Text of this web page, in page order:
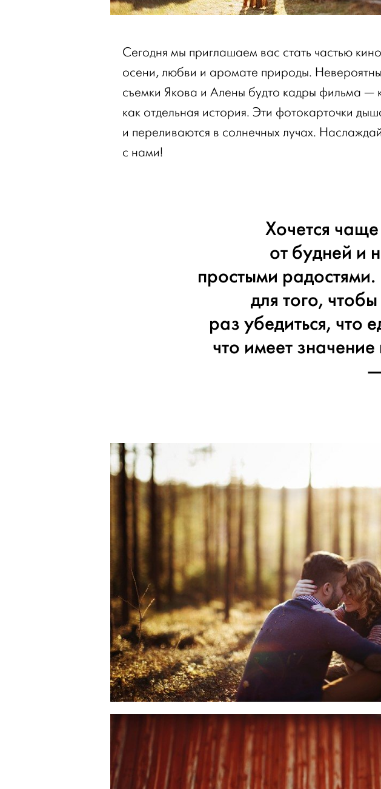
Сегодня мы приглашаем вас стать частью
осени, любви и аромате природы.
съемки Якова и Алены будто кадры фильма —
как отдельная история. Эти фотокарточки
и переливаются в солнечных лучах.
с нами!
Хочется
от будней и
простыми
для того,
раз убедиться, что
что имеет